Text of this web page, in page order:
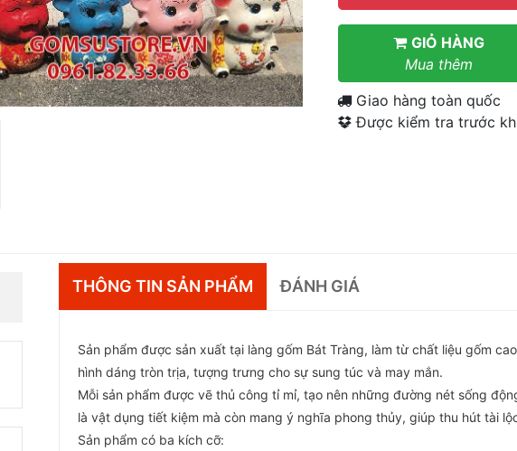
GIỎ HÀNG
Mua thêm
Giao hàng toàn quốc
Được kiểm tra trước
THÔNG TIN SẢN PHẨM ĐÁNH GIÁ
Sản phẩm được sản xuất tại làng gốm Bát Tràng, làm từ chất liệu gốm
hình dáng tròn trịa, tượng trưng cho sự sung túc và may mắn.
Mỗi sản phẩm được vẽ thủ công tỉ mỉ, tạo nên những đường nét sống
là vật dụng tiết kiệm mà còn mang ý nghĩa phong thủy, giúp thu hút tài
Sản phẩm có ba kích cỡ: